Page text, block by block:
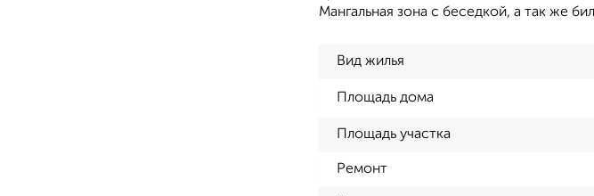
Мангальная зона с беседкой, а так же
Вид жилья
Площадь дома
Площадь участка
Ремонт